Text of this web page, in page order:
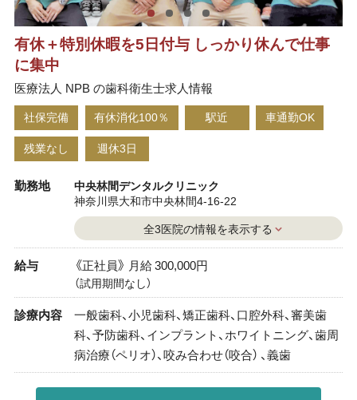
有休＋特別休暇を5日付与 しっかり休んで仕事
に集中
医療法人 NPB の歯科衛生士求人情報
社保完備 有休消化100％ 駅近 車通勤OK
残業なし 週休3日
勤務地 中央林間デンタルクリニック
神奈川県大和市中央林間4-16-22
全3医院の情報を表示する
給与 《正社員》 月給 300,000円
（試用期間なし）
診療内容
一般歯科、小児歯科、矯正歯科、口腔外科、審美歯
科、予防歯科、インプラント、ホワイトニング、歯周
病治療（ペリオ）、咬み合わせ（咬合） 、義歯